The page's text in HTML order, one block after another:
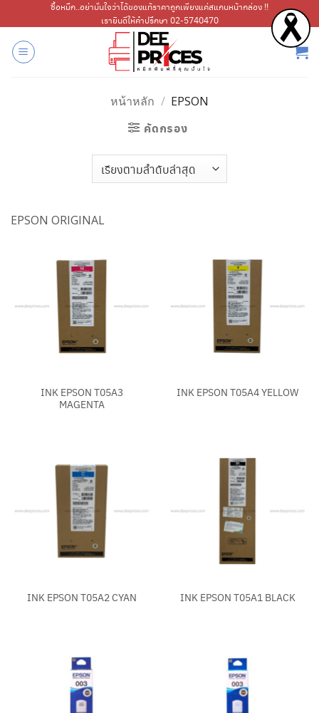
ไป
เนื้อหา
ซื้อหมึก..อย่ามั่นใจว่าได้ของแท้ราคาถูกเพียงแค่สแกนหน้ากล่อง !!
เรายินดีให้คำปรึกษา 02-5740470
หน้าหลัก / EPSON
คัดกรอง
EPSON ORIGINAL
INK EPSON T05A3
MAGENTA
INK EPSON T05A4 YELLOW
INK EPSON T05A2 CYAN INK EPSON T05A1 BLACK